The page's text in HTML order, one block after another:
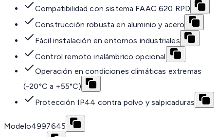
Compatibilidad con sistema FAAC 620 RPD
Construcción robusta en aluminio y acero
Fácil instalación en entornos industriales
Control remoto inalámbrico opcional
Operación en condiciones climáticas extremas
(-20°C a +55°C)
Protección IP44 contra polvo y salpicaduras
Modelo4997645